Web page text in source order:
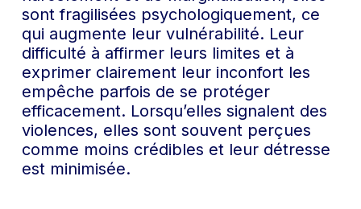
sont fragilisées psychologiquement, ce
qui augmente leur vulnérabilité. Leur
difficulté à affirmer leurs limites et à
exprimer clairement leur inconfort les
empêche parfois de se protéger
efficacement. Lorsqu’elles signalent des
violences, elles sont souvent perçues
comme moins crédibles et leur détresse
est minimisée.